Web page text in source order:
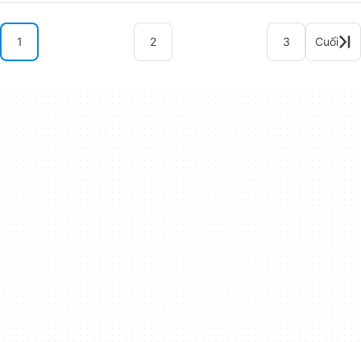
1 2 3 Cuối